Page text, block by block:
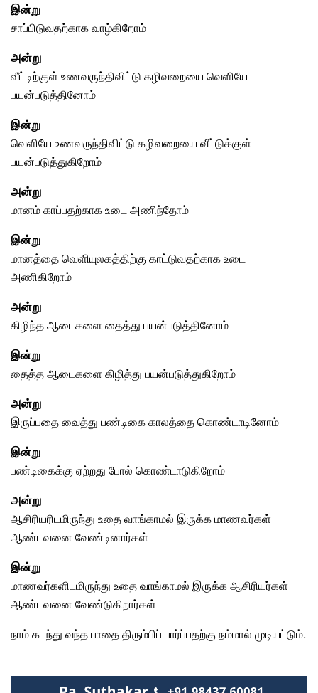
இன்று
சாப்பிடுவதற்காகவாழ்கிறோம்
அன்று
வீட்டிற்குள் உணவருந்திவிட்டு கழிவறையை வெளியே
பயன்படுத்தினோம்
இன்று
வெளியே உணவருந்திவிட்டு கழிவறையை வீட்டுக்குள்
பயன்படுத்துகிறோம்
அன்று
மானம் காப்பதற்காக உடை அணிந்தோம்
இன்று
மானத்தை வெளியுலகத்திற்கு காட்டுவதற்காகஉடை
அணிகிறோம்
அன்று
கிழிந்த ஆடைகளை தைத்து பயன்படுத்தினோம்
இன்று
தைத்த ஆடைகளை கிழித்து பயன்படுத்துகிறோம்
அன்று
இருப்பதை வைத்து பண்டிகை காலத்தை கொண்டாடினோம்
இன்று
பண்டிகைக்கு ஏற்றது போல் கொண்டாடுகிறோம்
அன்று
ஆசிரியரிடமிருந்து உதை வாங்காமல் இருக்க மாணவர்கள்
ஆண்டவனை வேண்டினார்கள்
இன்று
மாணவர்களிடமிருந்து உதை வாங்காமல் இருக்க ஆசிரியர்கள்
ஆண்டவனை வேண்டுகிறார்கள்
நாம் கடந்து வந்த பாதை திரும்பிப் பார்ப்பதற்கு நம்மால் முடியட்டும்.